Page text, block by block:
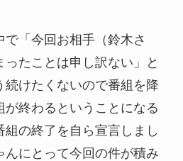
「今回お相手（鈴木さ
たことは申し訳ない」と
続けたくないので番組を降
が終わるということになる
組の終了を自ら宣言しまし
んにとって今回の件が積み